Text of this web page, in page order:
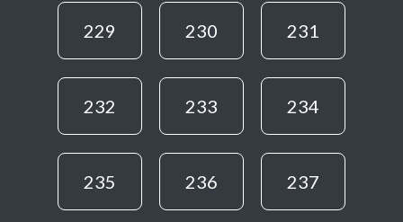
229 230 231
232 233 234
235 236 237